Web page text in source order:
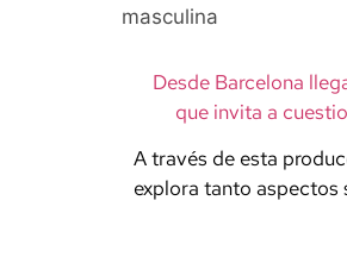
masculina
Desde Barcelona
que invita a
A través de esta
explora tanto aspectos